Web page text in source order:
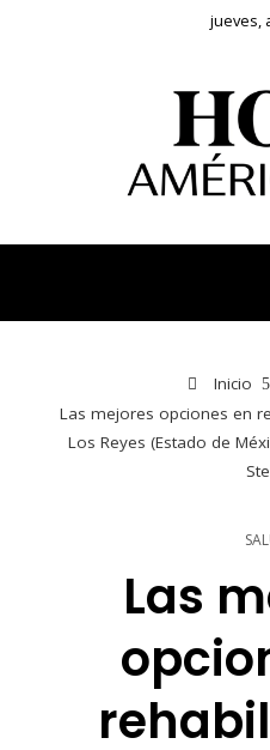
jueves,
Inicio
Las mejores opciones en
Los Reyes (Estado de
Las